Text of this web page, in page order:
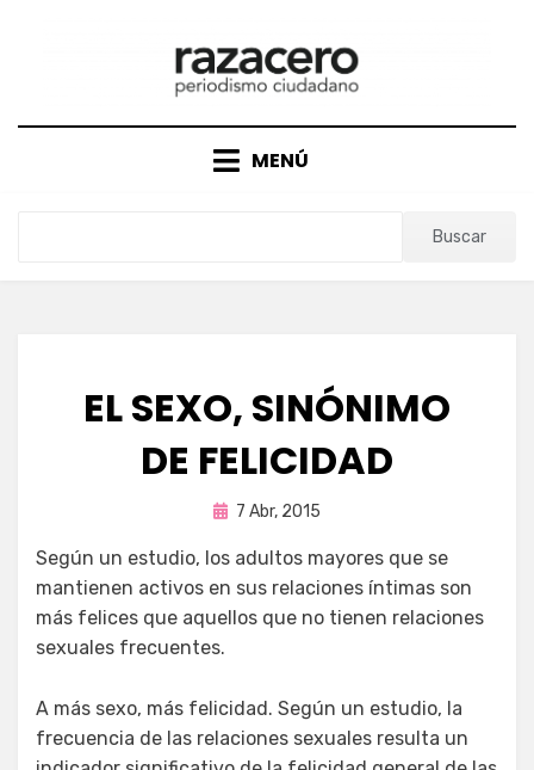
MENÚ
Buscar
EL SEXO, SINÓNIMO
DE FELICIDAD
porEnrique
Publicada
7 Abr, 2015
Según un estudio, los adultos mayores que se
mantienen activos en sus relaciones íntimas son
más felices que aquellos que no tienen relaciones
sexuales frecuentes.
A más sexo, más felicidad. Según un estudio, la
frecuencia de las relaciones sexuales resulta un